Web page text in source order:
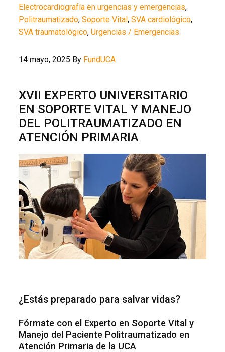
Electrocardiografía en urgencias y emergencias,
Politraumatizado,Soporte Vital,SVA cardiológico,
SVA traumatológico,Urgencias / Emergencias
14 mayo, 2025 By FundUCA
XVII EXPERTO UNIVERSITARIO
EN SOPORTE VITAL Y MANEJO
DEL POLITRAUMATIZADO EN
ATENCIÓN PRIMARIA
¿Estás preparado para salvar vidas?
Fórmate con el Experto en Soporte Vital y
Manejo del Paciente Politraumatizado en
Atención Primaria de la UCA